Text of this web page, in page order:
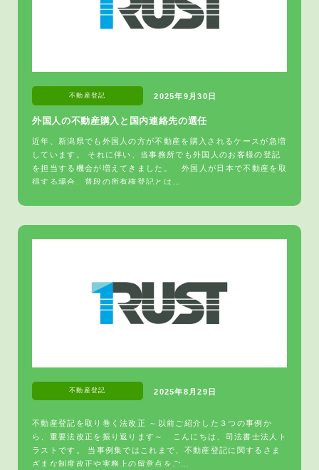
外国人の不動産購入と国内連絡先の選任
不動産登記 2025年9月30日
近年、新潟県でも外国人の方が不動産を購入されるケースが急増
しています。 それに伴い、当事務所でも外国人のお客様の登記
を担当する機会が増えてきました。 外国人が日本で不動産を取
得する場合、普段の所有権登記とは…
不動産登記 2025年8月29日
不動産登記を取り巻く法改正 ～以前ご紹介した３つの事例か
ら、重要法改正を振り返ります～ こんにちは、司法書士法人ト
ラストです。 当事例集ではこれまで、不動産登記に関するさま
ざまな制度改正や実務上の留意点をご…